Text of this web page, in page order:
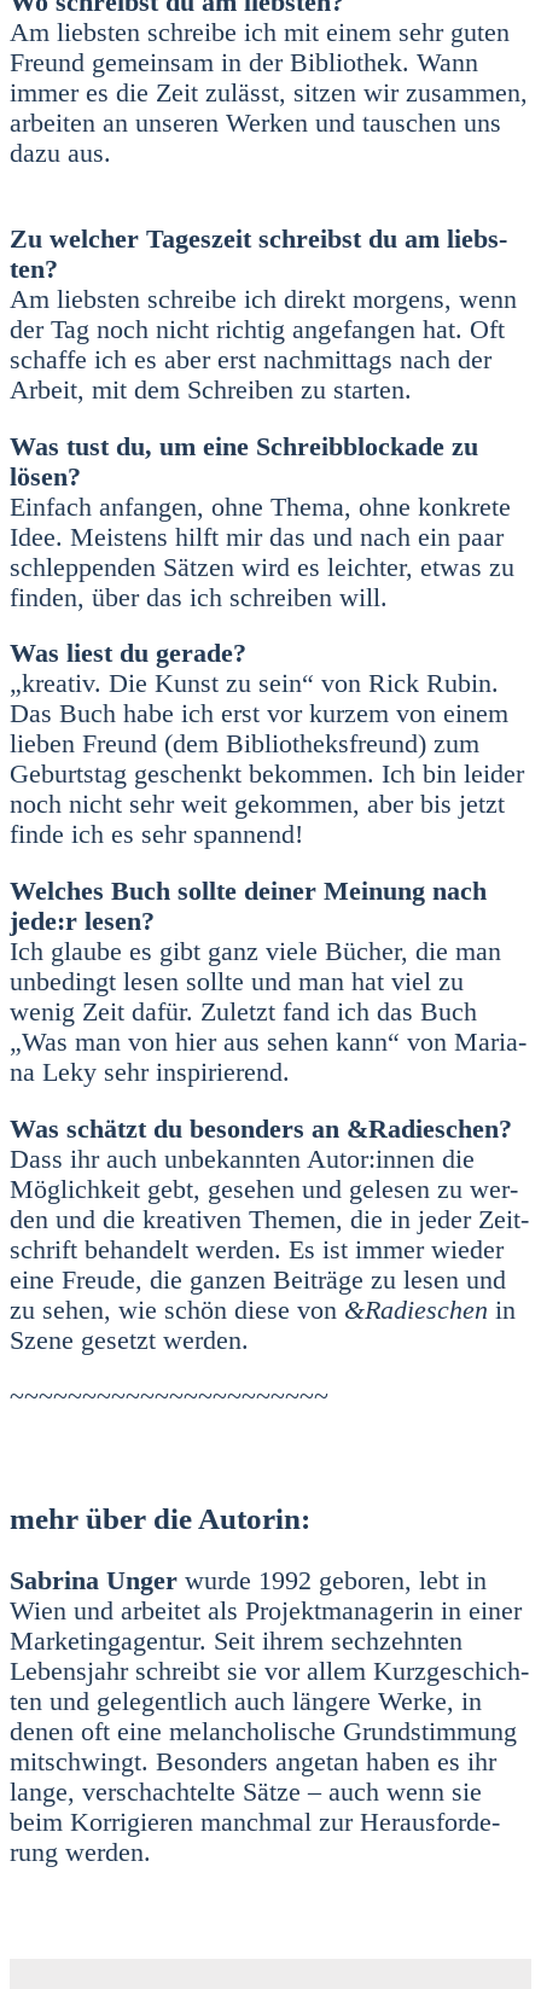
Am liebs­ten schrei­be ich mit einem sehr guten
Freund gemein­sam in der Biblio­thek. Wann
immer es die Zeit zulässt, sit­zen wir zusam­men,
arbei­ten an unse­ren Wer­ken und tau­schen uns
dazu aus.
Zu wel­cher Tages­zeit schreibst du am liebs­
ten?
Am liebs­ten schrei­be ich direkt mor­gens, wenn
der Tag noch nicht rich­tig ange­fan­gen hat. Oft
schaf­fe ich es aber erst nach­mit­tags nach der
Arbeit, mit dem Schrei­ben zu star­ten.
Was tust du, um eine Schreib­blo­cka­de zu
lösen?
Ein­fach anfan­gen, ohne The­ma, ohne kon­kre­te
Idee. Meis­tens hilft mir das und nach ein paar
schlep­pen­den Sät­zen wird es leich­ter, etwas zu
fin­den, über das ich schrei­ben will.
Was liest du gera­de?
„krea­tiv. Die Kunst zu sein“ von Rick Rubin.
Das Buch habe ich erst vor kur­zem von einem
lie­ben Freund (dem Biblio­theks­freund) zum
Geburts­tag geschenkt bekom­men. Ich bin lei­der
noch nicht sehr weit gekom­men, aber bis jetzt
fin­de ich es sehr span­nend!
Wel­ches Buch soll­te dei­ner Mei­nung nach
jede:r lesen?
Ich glau­be es gibt ganz vie­le Bücher, die man
unbe­dingt lesen soll­te und man hat viel zu
wenig Zeit dafür. Zuletzt fand ich das Buch
„Was man von hier aus sehen kann“ von Maria­
na Leky sehr inspi­rie­rend.
Was schätzt du beson­ders an &Radieschen?
Dass ihr auch unbe­kann­ten Autor:innen die
Mög­lich­keit gebt, gese­hen und gele­sen zu wer­
den und die krea­ti­ven The­men, die in jeder Zeit­
schrift behan­delt wer­den. Es ist immer wie­der
eine Freu­de, die gan­zen Bei­trä­ge zu lesen und
zu sehen, wie schön die­se von &Radieschen in
Sze­ne gesetzt wer­den.
~~~~~~~~~~~~~~~~~~~~~~
mehr über die Autorin:
Sabri­na Unger wur­de 1992 gebo­ren, lebt in
Wien und arbei­tet als Pro­jekt­ma­na­ge­rin in einer
Mar­ke­ting­agen­tur. Seit ihrem sech­zehn­ten
Lebens­jahr schreibt sie vor allem Kurz­ge­schich­
ten und gele­gent­lich auch län­ge­re Wer­ke, in
denen oft eine melan­cho­li­sche Grund­stim­mung
mit­schwingt. Beson­ders ange­tan haben es ihr
lan­ge, ver­schach­tel­te Sät­ze – auch wenn sie
beim Kor­ri­gie­ren manch­mal zur Her­aus­for­de­
rung wer­den.